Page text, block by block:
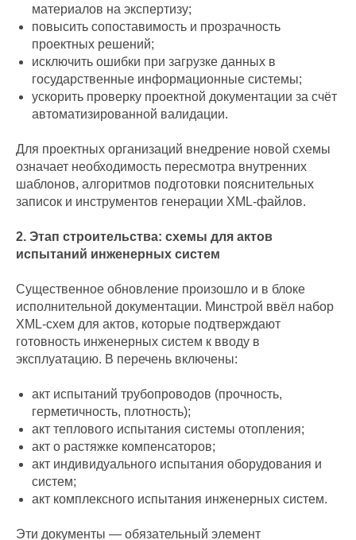
материалов на экспертизу;
повысить сопоставимость и прозрачность
проектных решений;
исключить ошибки при загрузке данных в
государственные информационные системы;
ускорить проверку проектной документации за счёт
автоматизированной валидации.
Для проектных организаций внедрение новой схемы
означает необходимость пересмотра внутренних
шаблонов, алгоритмов подготовки пояснительных
записок и инструментов генерации XML-файлов.
2. Этап строительства: схемы для актов
испытаний инженерных систем
Существенное обновление произошло и в блоке
исполнительной документации. Минстрой ввёл набор
XML-схем для актов, которые подтверждают
готовность инженерных систем к вводу в
эксплуатацию. В перечень включены:
акт испытаний трубопроводов (прочность,
герметичность, плотность);
акт теплового испытания системы отопления;
акт о растяжке компенсаторов;
акт индивидуального испытания оборудования и
систем;
акт комплексного испытания инженерных систем.
Эти документы — обязательный элемент